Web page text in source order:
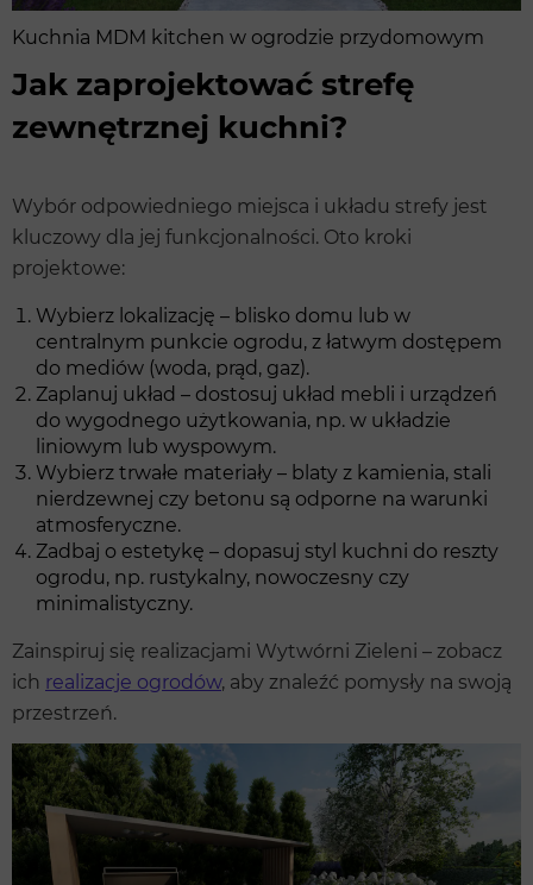
Kuchnia MDM kitchen w ogrodzie przydomowym
Jak zaprojektować strefę
zewnętrznej kuchni?
Wybór odpowiedniego miejsca i układu strefy jest
kluczowy dla jej funkcjonalności. Oto kroki
projektowe:
Wybierz lokalizację – blisko domu lub w
centralnym punkcie ogrodu, z łatwym dostępem
do mediów (woda, prąd, gaz).
Zaplanuj układ – dostosuj układ mebli i urządzeń
do wygodnego użytkowania, np. w układzie
liniowym lub wyspowym.
Wybierz trwałe materiały – blaty z kamienia, stali
nierdzewnej czy betonu są odporne na warunki
atmosferyczne.
Zadbaj o estetykę – dopasuj styl kuchni do reszty
ogrodu, np. rustykalny, nowoczesny czy
minimalistyczny.
Zainspiruj się realizacjami Wytwórni Zieleni – zobacz
ich realizacje ogrodów, aby znaleźć pomysły na swoją
przestrzeń.